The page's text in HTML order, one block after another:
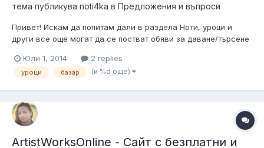
тема публикува noti4ka в Предложения и въпроси
Привет! Искам да попитам дали в раздела Ноти, уроци и
други все още могат да се постват обяви за даване/търсене
на базара - нито една. Моята обява за уроци беше изтрита от
форума и като отговор на съобщение получих, че трябва
Юли 1, 2014 2 replies
уроци базар (и %d още)
ArtistWorksOnline - Сайт с безплатни и